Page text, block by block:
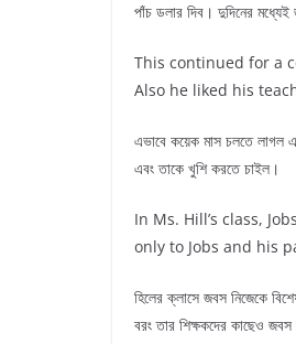
পাঁচ ডলার দিব। দুদিনের
This continued for a
Also he liked his
এভাবে কয়েক মাস চলতে লাগল
এবং তাকে খুশি করতে চাইল।
In Ms. Hill’s class,
only to Jobs and his
হিলের ক্লাসে জবস নিজেকে
বরং তার শিক্ষকদের কাছেও